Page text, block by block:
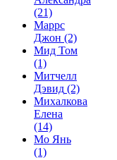
(21)
Маррс
Джон (2)
Мид Том
(1)
Митчелл
Дэвид (2)
Михалкова
Елена
(14)
Мо Янь
(1)